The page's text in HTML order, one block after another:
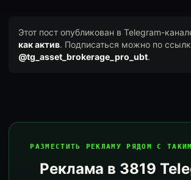
Этот пост опубликован в Telegram-
как актив. Подписаться можно по
@tg_asset_brokerage_pro_ubt.
РАЗМЕСТИТЬ РЕКЛАМУ РЯДОМ С
Реклама в 3819